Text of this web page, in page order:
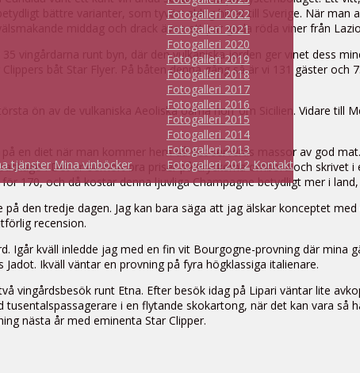
tjänster Mina vinböcker
Fotogalleri 2022
Fotogalleri 2021
Fotogalleri 2020
Fotogalleri 2019
Fotogalleri 2018
Fotogalleri 2017
Fotogalleri 2016
Fotogalleri 2015
Fotogalleri 2014
Fotogalleri 2013
Fotogalleri 2012 Kontakt
bättre varianter, som tyvärr aldrig hittat till Sverige. När
middag och drack även ett par goda röda viner från
vingårdarna runt byn, där den vulkaniska jorden ger vinet dess
båt Star Flyer. På båten denna gång så är vi 131 gäster
ön av de vulkaniska Aeoliska öarna norr om Sicilien. Vidare till
en diet när man kommer hem då det serveras massor av god
Det är oerhört bra priser på dryckerna ombord och
170, och då kostar denna ljuvliga Champagne betydligt mer i
den tredje dagen. Jag kan bara säga att jag älskar konceptet
recension.
Igår kväll inledde jag med en fin vit Bourgogne-provning där mina
Ikväll väntar en provning på fyra högklassiga italienare.
vingårdsbesök runt Etna. Efter besök idag på Lipari väntar lite
i en flytande skokartong, när det kan vara
nästa år med eminenta Star Clipper.